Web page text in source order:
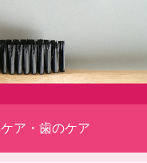
ア・歯のケア